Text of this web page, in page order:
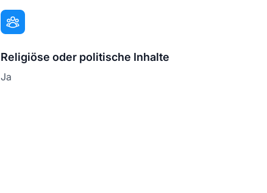
Religiöse oder politische Inhalte
Ja